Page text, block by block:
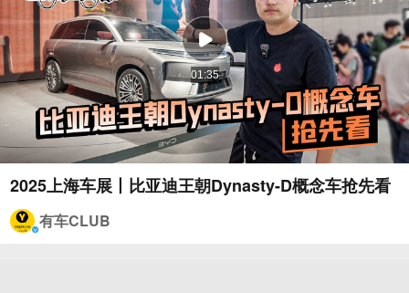
01:35
2025上海车展丨比亚迪王朝Dynasty-D概念车抢先看
有车CLUB